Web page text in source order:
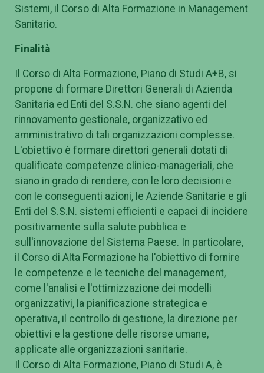
Sistemi, il Corso di Alta Formazione in Management
Sanitario.
Finalità
Il Corso di Alta Formazione, Piano di Studi A+B, si
propone di formare Direttori Generali di Azienda
Sanitaria ed Enti del S.S.N. che siano agenti del
rinnovamento gestionale, organizzativo ed
amministrativo di tali organizzazioni complesse.
L'obiettivo è formare direttori generali dotati di
qualificate competenze clinico-manageriali, che
siano in grado di rendere, con le loro decisioni e
con le conseguenti azioni, le Aziende Sanitarie e gli
Enti del S.S.N. sistemi efficienti e capaci di incidere
positivamente sulla salute pubblica e
sull'innovazione del Sistema Paese. In particolare,
il Corso di Alta Formazione ha l'obiettivo di fornire
le competenze e le tecniche del management,
come l'analisi e l'ottimizzazione dei modelli
organizzativi, la pianificazione strategica e
operativa, il controllo di gestione, la direzione per
obiettivi e la gestione delle risorse umane,
applicate alle organizzazioni sanitarie.
Il Corso di Alta Formazione, Piano di Studi A, è